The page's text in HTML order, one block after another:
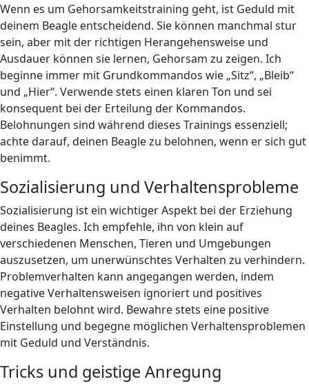
Wenn es um Gehorsamkeitstraining geht, ist Geduld mit
deinem Beagle entscheidend. Sie können manchmal stur
sein, aber mit der richtigen Herangehensweise und
Ausdauer können sie lernen, Gehorsam zu zeigen. Ich
beginne immer mit Grundkommandos wie „Sitz“, „Bleib“
und „Hier“. Verwende stets einen klaren Ton und sei
konsequent bei der Erteilung der Kommandos.
Belohnungen sind während dieses Trainings essenziell;
achte darauf, deinen Beagle zu belohnen, wenn er sich gut
benimmt.
Sozialisierung und Verhaltensprobleme
Sozialisierung ist ein wichtiger Aspekt bei der Erziehung
deines Beagles. Ich empfehle, ihn von klein auf
verschiedenen Menschen, Tieren und Umgebungen
auszusetzen, um unerwünschtes Verhalten zu verhindern.
Problemverhalten kann angegangen werden, indem
negative Verhaltensweisen ignoriert und positives
Verhalten belohnt wird. Bewahre stets eine positive
Einstellung und begegne möglichen Verhaltensproblemen
mit Geduld und Verständnis.
Tricks und geistige Anregung